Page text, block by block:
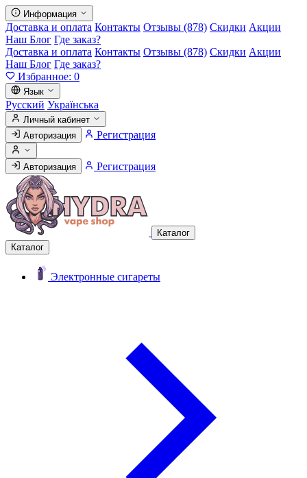
Информация
Доставка и оплата Контакты Отзывы (878) Скидки Акции
Наш Блог Где заказ?
Доставка и оплата Контакты Отзывы (878) Скидки Акции
Наш Блог Где заказ?
Избранное: 0
Язык
Русский Українська
Личный кабинет
Авторизация
Регистрация
Авторизация Регистрация
Каталог
Каталог
Электронные сигареты